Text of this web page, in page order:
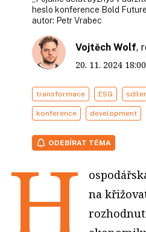
heslo konference Bold
autor: Petr Vrabec
Vojtěch Wolf,
20. 11. 2024 18:00
transformace ESG
konference development
ODEBÍRAT TÉMA
H
na